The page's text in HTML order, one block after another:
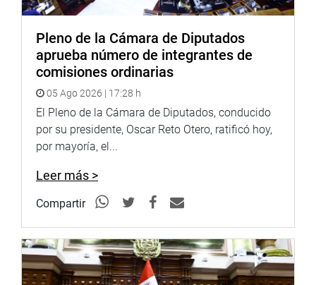
Pleno de la Cámara de Diputados
aprueba número de integrantes de
comisiones ordinarias
05 Ago 2026 | 17:28 h
El Pleno de la Cámara de Diputados, conducido
por su presidente, Oscar Reto Otero, ratificó hoy,
por mayoría, el...
Leer más >
Compartir